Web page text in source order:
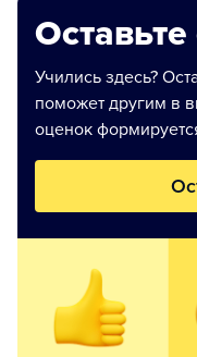
Учились здесь?
поможет другим в
оценок